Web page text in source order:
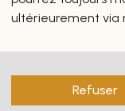
vous
ultérieurement via
Refuser